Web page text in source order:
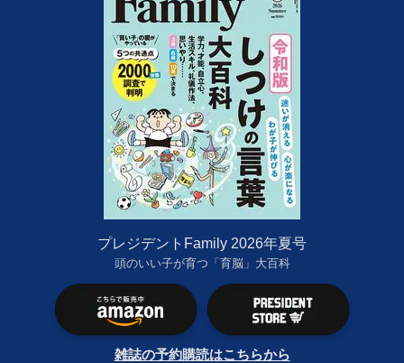
プレジデントFamily 2026年夏号
頭のいい子が育つ「育脳」大百科
雑誌の予約購読はこちらから